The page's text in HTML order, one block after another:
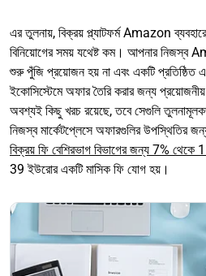
এর তুলনায়, বিক্রয় প্ল্যাটফর্ম Amazon
বিনিয়োগের সময় যথেষ্ট কম। আপনার নিজস্ব
শুরু পুঁজি প্রয়োজন হয় না এবং একটি প্রতিষ্ঠিত
ইকোসিস্টেমে অফার তৈরি করার জন্য প্রয়োজনীয়
অবশ্যই কিছু খরচ রয়েছে, তবে সেগুলি
নিজস্ব মার্কেটপ্লেসে অফারগুলির উপস্থিতির
বিক্রয় ফি বেশিরভাগ বিভাগের জন্য 7% থেকে
39 ইউরোর একটি মাসিক ফি যোগ হয়।